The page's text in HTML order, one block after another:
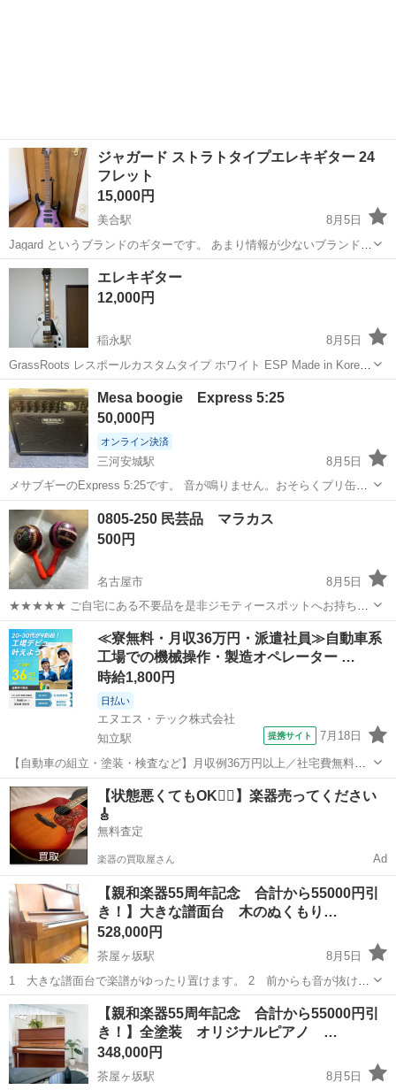
ジャガード ストラトタイプエレキギター 24
フレット
15,000円
美合駅
8月5日
Jagard というブランドのギターです。 あまり情報が少ないブランドで
すが、70年代に寺田楽器から販売されていたジャパンビンテージの類
のギターです。 24フレット、ノブ、ピックアップ全部生きてます。 購
入時ヘッド横が...
愛知 岡崎市 美合駅
エレキギター
12,000円
稲永駅
8月5日
GrassRoots レスポールカスタムタイプ ホワイト ESP Made in Korea
ケース無し 現状渡し
愛知 名古屋市
Mesa boogie Express 5:25
50,000円
オンライン決済
三河安城駅
8月5日
メサブギーのExpress 5:25です。 音が鳴りません。おそらくプリ缶を
交換したら鳴るはず。 素人なのでよくわかりません。 見た目は結構綺
麗です。
愛知 安城市 三河安城駅 アンプ
0805-250 民芸品 マラカス
500円
名古屋市
8月5日
★★★★★ ご自宅にある不要品を是非ジモティースポットへお持ち込
みしませんか？ 家電、趣味・スポーツ・レジャー用品、こども用品、
衣料服飾品、生活雑貨、家具、本、CD・DVDなどが無料でまとめて持
ち込めます！ ※詳細はこ...
愛知 名古屋市 打楽器、ドラム マラカス
≪寮無料・月収36万円・派遣社員≫自動車系
工場での機械操作・製造オペレーター …
時給1,800円
日払い
エヌエス・テック株式会社
知立駅
提携サイト 7月18日
【自動車の組立・塗装・検査など】月収例36万円以上／社宅費無料／
土日休み／祝い金・特典あり／ngy144-99 仕事概要 仕事概要 安心の研
修あり！ ー・ー・ー・ー・ー・ー 毎週火曜/金曜 入社チャンス！ ■火
曜日入社⇒前...
愛知 豊田市 知立駅 その他
【状態悪くてもOK🙆‍♀️】楽器売ってください
🎸
無料査定
楽器の買取屋さん Ad
【親和楽器55周年記念 合計から55000円引
き！】大きな譜面台 木のぬくもり…
528,000円
茶屋ヶ坂駅
8月5日
1 大きな譜面台で楽譜がゆったり置けます。 2 前からも音が抜ける
とトーンエスケープ リフレッシュ済み中古ピアノ YAMAHA ヤマ
ハ W102 アップライトピアノ（リフレッシュ済み中古ピアノ） 価
格...
愛知 名古屋市 茶屋ヶ坂駅 鍵盤楽器、ピアノ 譜面台
【親和楽器55周年記念 合計から55000円引
き！】全塗装 オリジナルピアノ …
348,000円
茶屋ヶ坂駅 8月5日